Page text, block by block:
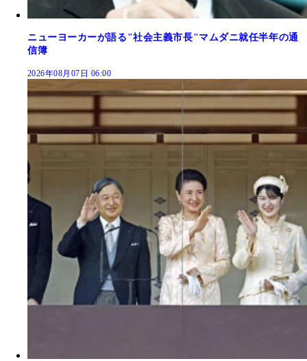
ニューヨーカーが語る"社会主義市長"マムダニ就任半年の通
信簿
2026年08月07日 06:00